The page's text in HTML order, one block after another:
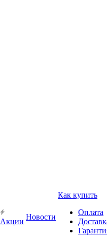
Акции
Новости
Как купить
Оплата